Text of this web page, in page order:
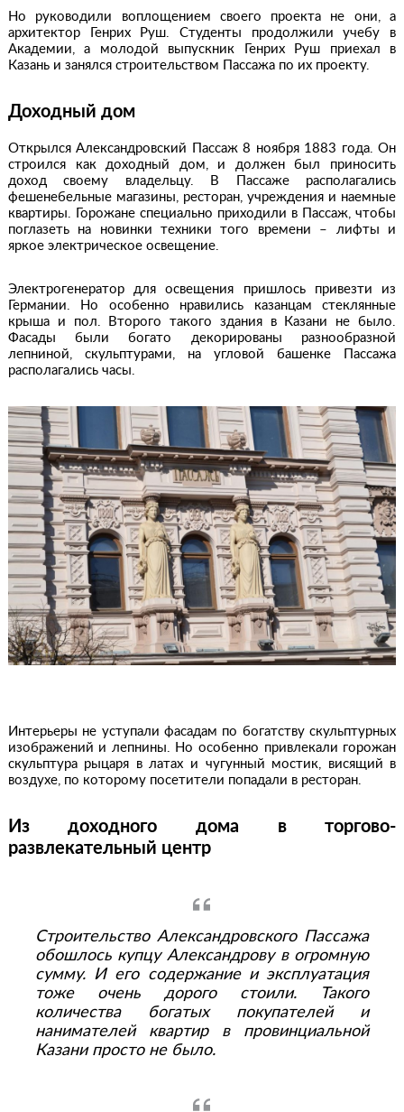
Но руководили воплощением своего проекта не они, а
архитектор Генрих Руш. Студенты продолжили учебу в
Академии, а молодой выпускник Генрих Руш приехал в
Казань и занялся строительством Пассажа по их проекту.
Доходный дом
Открылся Александровский Пассаж 8 ноября 1883 года. Он
строился как доходный дом, и должен был приносить
доход своему владельцу. В Пассаже располагались
фешенебельные магазины, ресторан, учреждения и наемные
квартиры. Горожане специально приходили в Пассаж, чтобы
поглазеть на новинки техники того времени – лифты и
яркое электрическое освещение.
Электрогенератор для освещения пришлось привезти из
Германии. Но особенно нравились казанцам стеклянные
крыша и пол. Второго такого здания в Казани не было.
Фасады были богато декорированы разнообразной
лепниной, скульптурами, на угловой башенке Пассажа
располагались часы.
Интерьеры не уступали фасадам по богатству скульптурных
изображений и лепнины. Но особенно привлекали горожан
скульптура рыцаря в латах и чугунный мостик, висящий в
воздухе, по которому посетители попадали в ресторан.
Из доходного дома в торгово-
развлекательный центр
Строительство Александровского Пассажа
обошлось купцу Александрову в огромную
сумму. И его содержание и эксплуатация
тоже очень дорого стоили. Такого
количества богатых покупателей и
нанимателей квартир в провинциальной
Казани просто не было.